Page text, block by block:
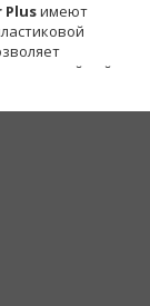
Plusимеют
Это
и в